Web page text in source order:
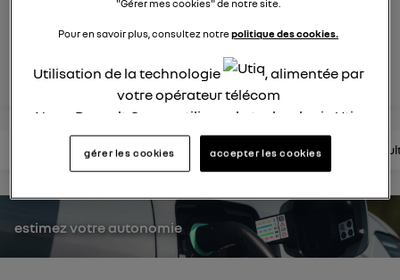
posez une question
rejoignez
lire les questions lire les articles consultez la brochure
estimez votre autonomie
"Gérer mes cookies" de notre site.
Pour en savoir plus, consultez notrepolitique des cookies.
Utilisation de la technologie
, alimentée par
votre opérateur télécom
Nous, Renault Group, utilisons la technologie Utiq
pour nos activités digitales (telles que décrites
dans cette notice de consentement) et liées à
utilisez une connexion internet fournie parun
opérateur télécom participantet que vous
consentez sur chaque site).
gérer les cookies accepter les cookies